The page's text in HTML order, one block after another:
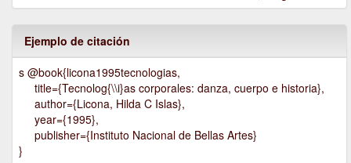
Ejemplo de citación
s @book{licona1995tecnologias,
title={Tecnolog{\\i}as corporales: danza, cuerpo e historia},
author={Licona, Hilda C Islas},
year={1995},
publisher={Instituto Nacional de Bellas Artes}
}